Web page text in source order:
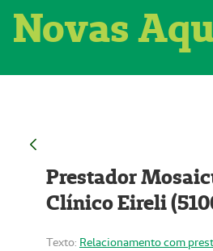
Novas
Prestador
Clínico Eireli
Texto: Relacionamento com